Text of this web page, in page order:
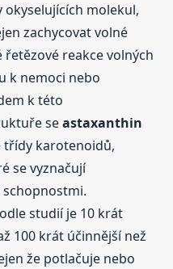
okyselujících molekul,
zachycovat volné
řetězové reakce volných
k nemoci nebo
k této
seastaxanthin
třídy karotenoidů,
se vyznačují
studií je 10 krát
100 krát účinnější než
že potlačuje nebo